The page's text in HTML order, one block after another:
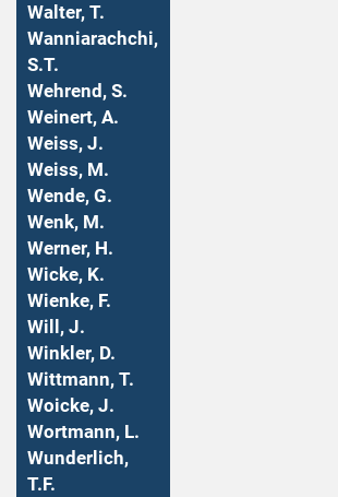
Walter, T.
Wanniarachchi,
S.T.
Wehrend, S.
Weinert, A.
Weiss, J.
Weiss, M.
Wende, G.
Wenk, M.
Werner, H.
Wicke, K.
Wienke, F.
Will, J.
Winkler, D.
Wittmann, T.
Woicke, J.
Wortmann, L.
Wunderlich,
T.F.